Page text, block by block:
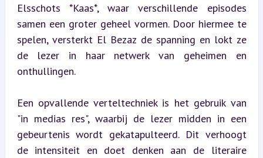
Elsschots *Kaas*, waar verschillende episodes
samen een groter geheel vormen. Door hiermee te
spelen, versterkt El Bezaz de spanning en lokt ze
de lezer in haar netwerk van geheimen en
onthullingen.
Een opvallende verteltechniek is het gebruik van
"in medias res", waarbij de lezer midden in een
gebeurtenis wordt gekatapulteerd. Dit verhoogt
de intensiteit en doet denken aan de literaire